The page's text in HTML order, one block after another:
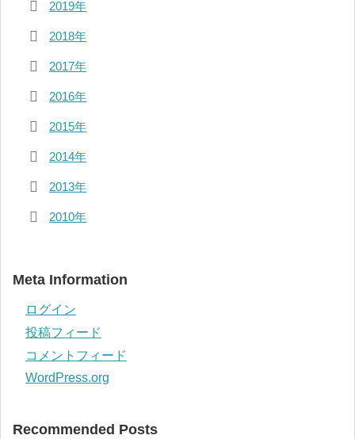
2019年
2018年
2017年
2016年
2015年
2014年
2013年
2010年
Meta Information
ログイン
投稿フィード
コメントフィード
WordPress.org
Recommended Posts